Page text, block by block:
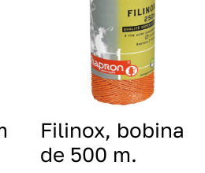
Filinox, bobina
de 500 m.